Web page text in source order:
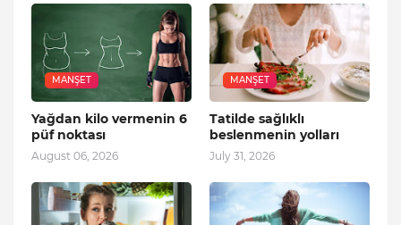
MANŞET
Yağdan kilo vermenin 6
püf noktası
August 06, 2026
MANŞET
Tatilde sağlıklı
beslenmenin yolları
July 31, 2026